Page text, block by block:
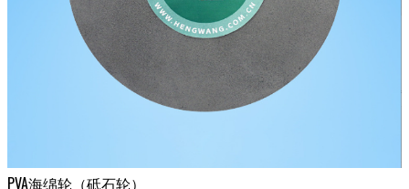
PVA海绵轮（砥石轮）